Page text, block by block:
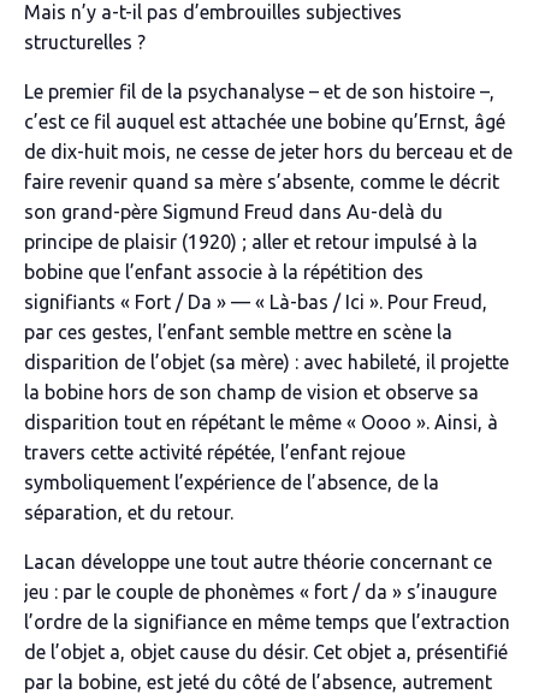
Mais n’y a-t-il pas d’embrouilles subjectives
structurelles ?
Le premier fil de la psychanalyse – et de son histoire –,
c’est ce fil auquel est attachée une bobine qu’Ernst, âgé
de dix-huit mois, ne cesse de jeter hors du berceau et de
faire revenir quand sa mère s’absente, comme le décrit
son grand-père Sigmund Freud dans Au-delà du
principe de plaisir (1920) ; aller et retour impulsé à la
bobine que l’enfant associe à la répétition des
signifiants « Fort / Da » –– « Là-bas / Ici ». Pour Freud,
par ces gestes, l’enfant semble mettre en scène la
disparition de l’objet (sa mère) : avec habileté, il projette
la bobine hors de son champ de vision et observe sa
disparition tout en répétant le même « Oooo ». Ainsi, à
travers cette activité répétée, l’enfant rejoue
symboliquement l’expérience de l’absence, de la
séparation, et du retour.
Lacan développe une tout autre théorie concernant ce
jeu : par le couple de phonèmes « fort / da » s’inaugure
l’ordre de la signifiance en même temps que l’extraction
de l’objet a, objet cause du désir. Cet objet a, présentifié
par la bobine, est jeté du côté de l’absence, autrement